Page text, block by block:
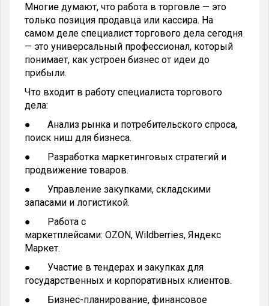
Многие думают, что работа в торговле — это
только позиция продавца или кассира. На
самом деле специалист торгового дела сегодня
— это универсальный профессионал, который
понимает, как устроен бизнес от идеи до
прибыли.
Что входит в работу специалиста торгового
дела:
● Анализ рынка и потребительского спроса,
поиск ниш для бизнеса.
● Разработка маркетинговых стратегий и
продвижение товаров.
● Управление закупками, складскими
запасами и логистикой.
● Работа с
маркетплейсами: OZON, Wildberries, Яндекс
Маркет.
● Участие в тендерах и закупках для
государственных и корпоративных клиентов.
● Бизнес-планирование, финансовое